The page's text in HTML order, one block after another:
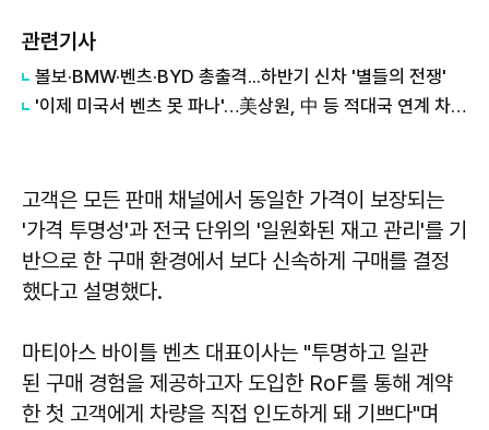
관련기사
볼보·BMW·벤츠·BYD 총출격...하반기 신차 '별들의 전쟁'
'이제 미국서 벤츠 못 파나'…美상원, 中 등 적대국 연계 차량 규제법안 통과
고객은 모든 판매 채널에서 동일한 가격이 보장되는
'가격 투명성'과 전국 단위의 '일원화된 재고 관리'를 기
반으로 한 구매 환경에서 보다 신속하게 구매를 결정
했다고 설명했다.
마티아스 바이틀 벤츠 대표이사는 "투명하고 일관
된 구매 경험을 제공하고자 도입한 RoF를 통해 계약
한 첫 고객에게 차량을 직접 인도하게 돼 기쁘다"며